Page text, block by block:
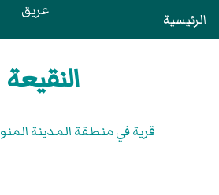
الرئيسية عريق
النقيعة
قرية في منطقة المدينة